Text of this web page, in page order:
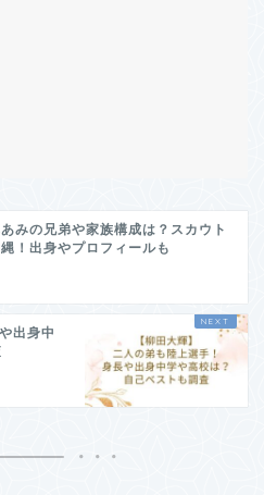
みの兄弟や家族構成は？スカウト
！出身やプロフィールも
出身中